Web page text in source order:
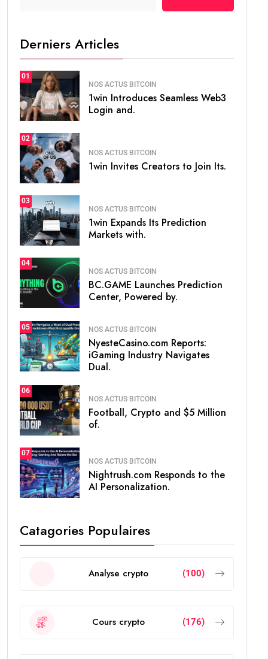
Derniers Articles
01
NOS ACTUS BITCOIN
1win Introduces Seamless Web3
Login and.
02
NOS ACTUS BITCOIN
1win Invites Creators to Join Its.
03
NOS ACTUS BITCOIN
1win Expands Its Prediction
Markets with.
04
NOS ACTUS BITCOIN
BC.GAME Launches Prediction
Center, Powered by.
05 NOS ACTUS BITCOIN
NyesteCasino.com Reports:
iGaming Industry Navigates
Dual.
06
NOS ACTUS BITCOIN
Football, Crypto and $5 Million
of.
07
NOS ACTUS BITCOIN
Nightrush.com Responds to the
AI Personalization.
Catagories Populaires
Analyse crypto (100)
Cours crypto (176)